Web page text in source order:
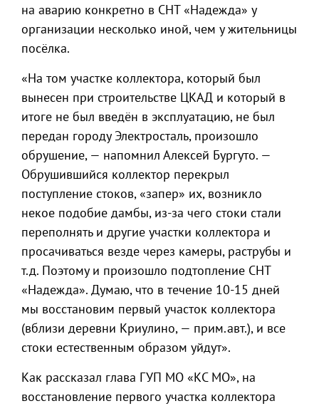
на аварию конкретно в СНТ «Надежда» у
организации несколько иной, чем у жительницы
посёлка.
«На том участке коллектора, который был
вынесен при строительстве ЦКАД и который в
итоге не был введён в эксплуатацию, не был
передан городу Электросталь, произошло
обрушение, — напомнил Алексей Бургуто. —
Обрушившийся коллектор перекрыл
поступление стоков, «запер» их, возникло
некое подобие дамбы, из-за чего стоки стали
переполнять и другие участки коллектора и
просачиваться везде через камеры, раструбы и
т.д. Поэтому и произошло подтопление СНТ
«Надежда». Думаю, что в течение 10-15 дней
мы восстановим первый участок коллектора
(вблизи деревни Криулино, — прим.авт.), и все
стоки естественным образом уйдут».
Как рассказал глава ГУП МО «КС МО», на
восстановление первого участка коллектора